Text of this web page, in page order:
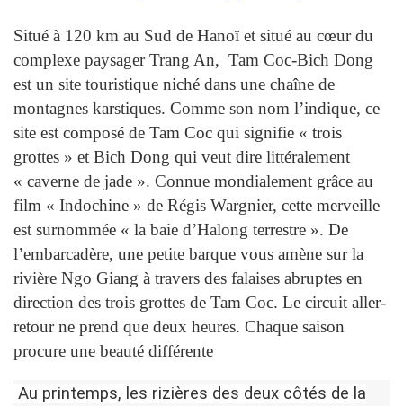
Situé à 120 km au Sud de Hanoï et situé au cœur du
complexe paysager Trang An, Tam Coc-Bich Dong
est un site touristique niché dans une chaîne de
montagnes karstiques. Comme son nom l’indique, ce
site est composé de Tam Coc qui signifie « trois
grottes » et Bich Dong qui veut dire littéralement
« caverne de jade ». Connue mondialement grâce au
film « Indochine » de Régis Wargnier, cette merveille
est surnommée « la baie d’Halong terrestre ». De
l’embarcadère, une petite barque vous amène sur la
rivière Ngo Giang à travers des falaises abruptes en
direction des trois grottes de Tam Coc. Le circuit aller-
retour ne prend que deux heures. Chaque saison
procure une beauté différente
Au printemps, les rizières des deux côtés de la